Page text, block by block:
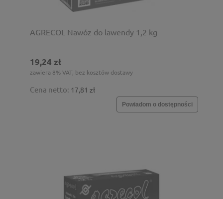
AGRECOL Nawóz do lawendy 1,2 kg
19,24 zł
zawiera 8% VAT, bez kosztów dostawy
Cena netto: 17,81 zł
Powiadom o dostępności